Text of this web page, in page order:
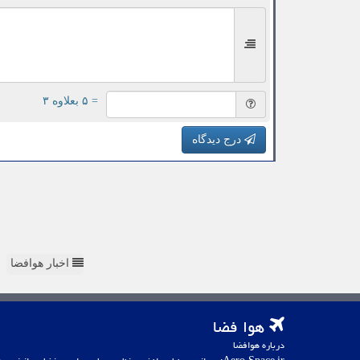
= ۵ بعلاوه ۳
درج دیدگاه
اخبار هوافضا
هوا فضا
درباره هوافضا